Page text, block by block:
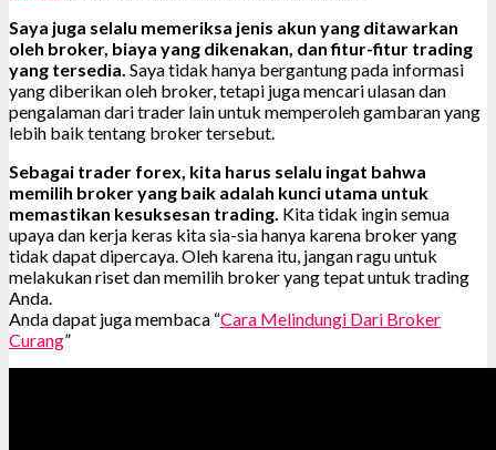
Saya juga selalu memeriksa jenis akun yang ditawarkan
oleh broker, biaya yang dikenakan, dan fitur-fitur trading
yang tersedia. Saya tidak hanya bergantung pada informasi
yang diberikan oleh broker, tetapi juga mencari ulasan dan
pengalaman dari trader lain untuk memperoleh gambaran yang
lebih baik tentang broker tersebut.
Sebagai trader forex, kita harus selalu ingat bahwa
memilih broker yang baik adalah kunci utama untuk
memastikan kesuksesan trading. Kita tidak ingin semua
upaya dan kerja keras kita sia-sia hanya karena broker yang
tidak dapat dipercaya. Oleh karena itu, jangan ragu untuk
melakukan riset dan memilih broker yang tepat untuk trading
Anda.
Anda dapat juga membaca “Cara Melindungi Dari Broker
Curang”